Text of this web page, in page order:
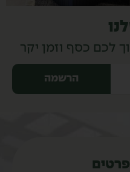
לכם כסף וזמן יקר
הרשמה